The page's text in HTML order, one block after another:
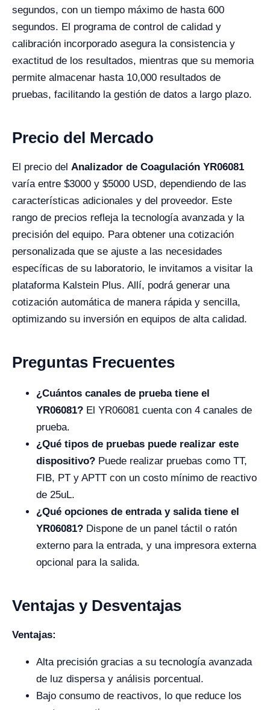
segundos, con un tiempo máximo de hasta 600
segundos. El programa de control de calidad y
calibración incorporado asegura la consistencia y
exactitud de los resultados, mientras que su memoria
permite almacenar hasta 10,000 resultados de
pruebas, facilitando la gestión de datos a largo plazo.
Precio del Mercado
El precio del Analizador de Coagulación YR06081
varía entre $3000 y $5000 USD, dependiendo de las
características adicionales y del proveedor. Este
rango de precios refleja la tecnología avanzada y la
precisión del equipo. Para obtener una cotización
personalizada que se ajuste a las necesidades
específicas de su laboratorio, le invitamos a visitar la
plataforma Kalstein Plus. Allí, podrá generar una
cotización automática de manera rápida y sencilla,
optimizando su inversión en equipos de alta calidad.
Preguntas Frecuentes
¿Cuántos canales de prueba tiene el
YR06081? El YR06081 cuenta con 4 canales de
prueba.
¿Qué tipos de pruebas puede realizar este
dispositivo? Puede realizar pruebas como TT,
FIB, PT y APTT con un costo mínimo de reactivo
de 25uL.
¿Qué opciones de entrada y salida tiene el
YR06081? Dispone de un panel táctil o ratón
externo para la entrada, y una impresora externa
opcional para la salida.
Ventajas y Desventajas
Ventajas:
Alta precisión gracias a su tecnología avanzada
de luz dispersa y análisis porcentual.
Bajo consumo de reactivos, lo que reduce los